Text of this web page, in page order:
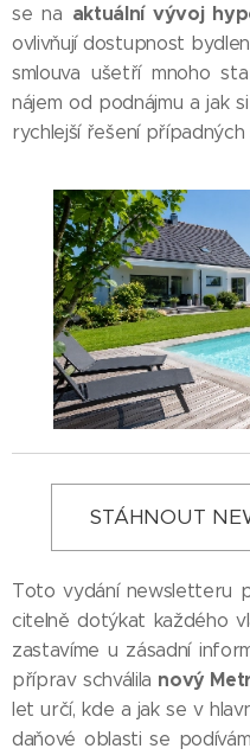
se na aktuální vývoj
ovlivňují dostupnost
smlouva ušetří mnoho
nájem od podnájmu a jak
rychlejší řešení případných
STÁHNOUT
Toto vydání newsletteru
citelně dotýkat každého
zastavíme u zásadní
příprav schválila nový
let určí, kde a jak se v
daňové oblasti se